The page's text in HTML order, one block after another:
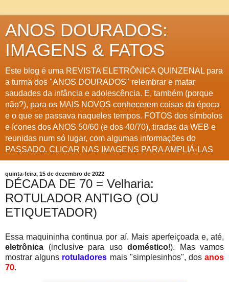
ANOS DOURADOS:
IMAGENS & FATOS
Este blog é uma REVISTA ELETRÔNICA QUINZENAL para
a turma dos "ANOS DOURADOS" relembrar e matar
saudades da infância e adolescência. E, também (porque
não?), para os MAIS NOVOS conhecerem coisas da época
e o que se passava naqueles tempos. FOTOS dos símbolos
e ícones dos ANOS 50/60 (e dos 40/70), tiradas da WEB e
reunidas num só lugar, com algumas informações do
PASSADO. CLICAR NAS IMAGENS PARA AMPLIÁ-LAS
quinta-feira, 15 de dezembro de 2022
DÉCADA DE 70 = Velharia:
ROTULADOR ANTIGO (OU
ETIQUETADOR)
Essa maquininha continua por aí. Mais aperfeiçoada e, até,
eletrônica (inclusive para uso doméstico!). Mas vamos
mostrar alguns rotuladores mais "simplesinhos", dosanos
70.